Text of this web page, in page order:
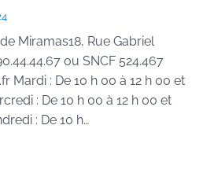
Miramas18, Rue Gabriel
ou SNCF 524.467
Mardi : De 10 h 00 à 12 h 00 et
: De 10 h 00 à 12 h 00 et
: De 10 h…